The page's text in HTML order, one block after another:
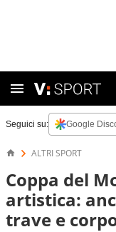
Seguici su: Google
ALTRI SPORT
Coppa del
artistica:
trave e